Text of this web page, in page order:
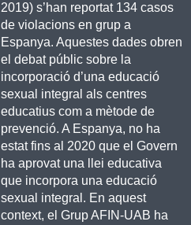
2019) s’han reportat 134 casos
de violacions en grup a
Espanya. Aquestes dades obren
el debat públic sobre la
incorporació d’una educació
sexual integral als centres
educatius com a mètode de
prevenció. A Espanya, no ha
estat fins al 2020 que el Govern
ha aprovat una llei educativa
que incorpora una educació
sexual integral. En aquest
context, el Grup AFIN-UAB ha